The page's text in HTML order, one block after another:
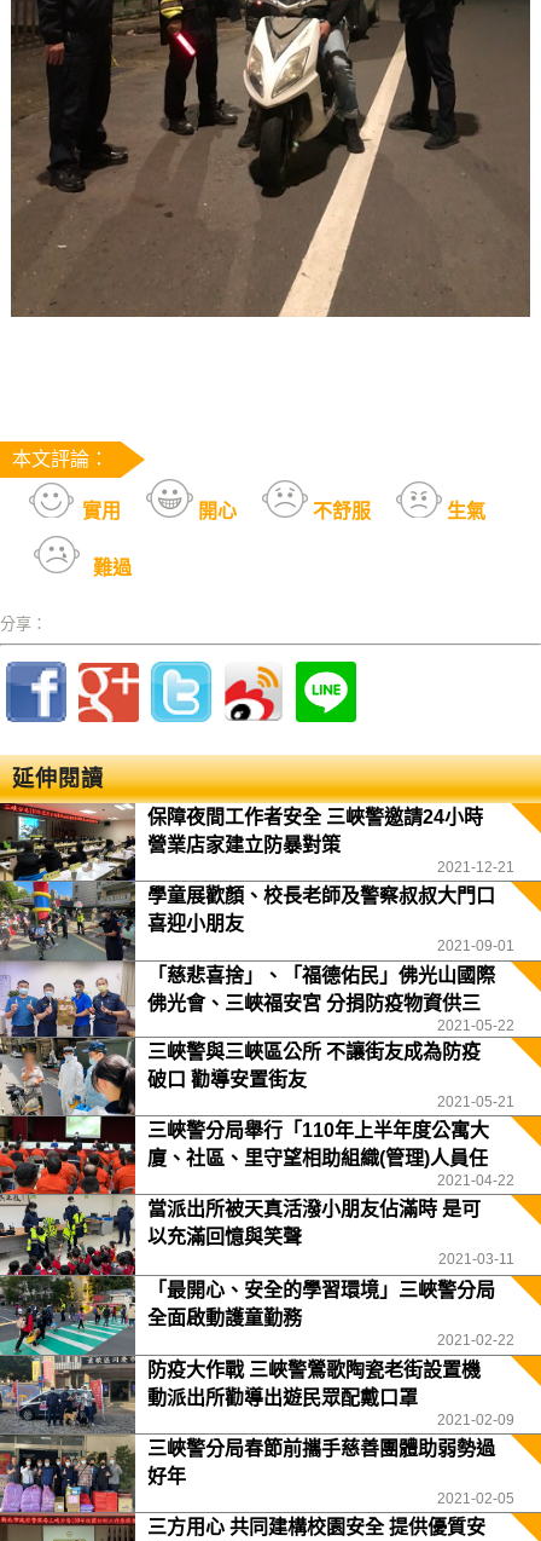
本文評論：
實用 開心 不舒服 生氣
難過
分享：
延伸閱讀
保障夜間工作者安全 三峽警邀請24小時
營業店家建立防暴對策
2021-12-21
學童展歡顏、校長老師及警察叔叔大門口
喜迎小朋友
2021-09-01
「慈悲喜捨」、「福德佑民」佛光山國際
佛光會、三峽福安宮 分捐防疫物資供三
2021-05-22
三峽警與三峽區公所 不讓街友成為防疫
破口 勸導安置街友
2021-05-21
三峽警分局舉行「110年上半年度公寓大
廈、社區、里守望相助組織(管理)人員任
2021-04-22
當派出所被天真活潑小朋友佔滿時 是可
以充滿回憶與笑聲
2021-03-11
「最開心、安全的學習環境」三峽警分局
全面啟動護童勤務
2021-02-22
防疫大作戰 三峽警鶯歌陶瓷老街設置機
動派出所勸導出遊民眾配戴口罩
2021-02-09
三峽警分局春節前攜手慈善團體助弱勢過
好年
2021-02-05
三方用心 共同建構校園安全 提供優質安